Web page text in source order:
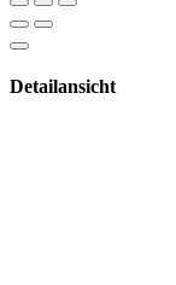
Detailansicht